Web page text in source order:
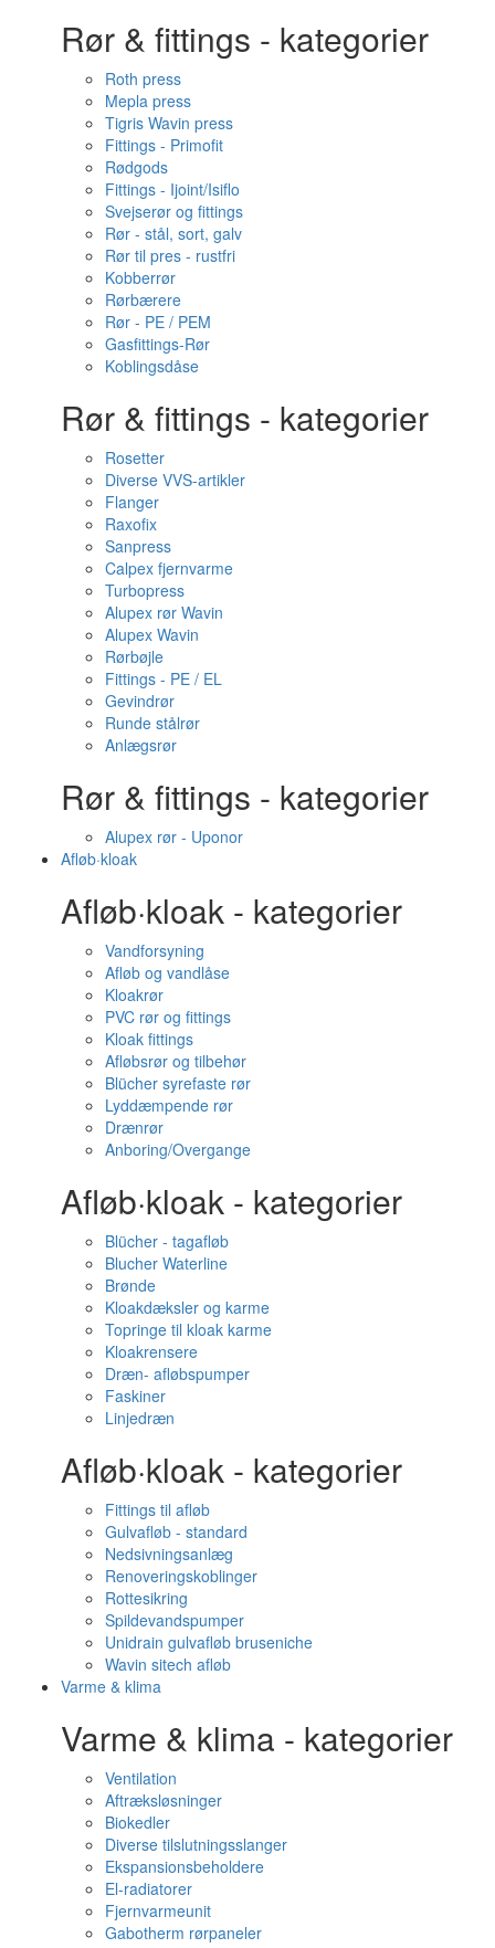
Rør & fittings - kategorier
Roth press
Mepla press
Tigris Wavin press
Fittings - Primofit
Rødgods
Fittings - Ijoint/Isiflo
Svejserør og fittings
Rør - stål, sort, galv
Rør til pres - rustfri
Kobberrør
Rørbærere
Rør - PE / PEM
Gasfittings-Rør
Koblingsdåse
Rør & fittings - kategorier
Rosetter
Diverse VVS-artikler
Flanger
Raxofix
Sanpress
Calpex fjernvarme
Turbopress
Alupex rør Wavin
Alupex Wavin
Rørbøjle
Fittings - PE / EL
Gevindrør
Runde stålrør
Anlægsrør
Rør & fittings - kategorier
Alupex rør - Uponor
Afløb·kloak
Afløb·kloak - kategorier
Vandforsyning
Afløb og vandlåse
Kloakrør
PVC rør og fittings
Kloak fittings
Afløbsrør og tilbehør
Blücher syrefaste rør
Lyddæmpende rør
Drænrør
Anboring/Overgange
Afløb·kloak - kategorier
Blücher - tagafløb
Blucher Waterline
Brønde
Kloakdæksler og karme
Topringe til kloak karme
Kloakrensere
Dræn- afløbspumper
Faskiner
Linjedræn
Afløb·kloak - kategorier
Fittings til afløb
Gulvafløb - standard
Nedsivningsanlæg
Renoveringskoblinger
Rottesikring
Spildevandspumper
Unidrain gulvafløb bruseniche
Wavin sitech afløb
Varme & klima
Varme & klima - kategorier
Ventilation
Aftræksløsninger
Biokedler
Diverse tilslutningsslanger
Ekspansionsbeholdere
El-radiatorer
Fjernvarmeunit
Gabotherm rørpaneler